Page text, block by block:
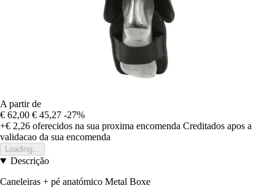
A partir de
€ 62,00 € 45,27 -27%
+€ 2,26 oferecidos na sua proxima encomenda Creditados apos a
validacao da sua encomenda
Loading...
Descrição
Caneleiras + pé anatómico Metal Boxe